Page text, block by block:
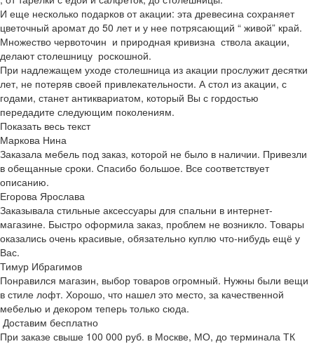
И еще несколько подарков от акации: эта древесина сохраняет
цветочный аромат до 50 лет и у нее потрясающий “ живой” край.
Множество червоточин и природная кривизна ствола акации,
делают столешницу роскошной.
При надлежащем уходе столешница из акации прослужит десятки
лет, не потеряв своей привлекательности. А стол из акации, с
годами, станет антиквариатом, который Вы с гордостью
передадите следующим поколениям.
Показать весь текст
Маркова Нина
Заказала мебель под заказ, которой не было в наличии. Привезли
в обещанные сроки. Спасибо большое. Все соответствует
описанию.
Егорова Ярослава
Заказывала стильные аксессуары для спальни в интернет-
магазине. Быстро оформила заказ, проблем не возникло. Товары
оказались очень красивые, обязательно куплю что-нибудь ещё у
Вас.
Тимур Ибрагимов
Понравился магазин, выбор товаров огромный. Нужны были вещи
в стиле лофт. Хорошо, что нашел это место, за качественной
мебелью и декором теперь только сюда.
Доставим бесплатно
При заказе свыше 100 000 руб. в Москве, МО, до терминала ТК